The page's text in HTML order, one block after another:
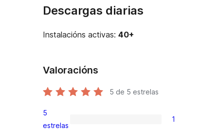
Descargas diarias
Instalacións activas: 40+
Valoracións
5 de 5 estrelas
1
5
estrelas
1